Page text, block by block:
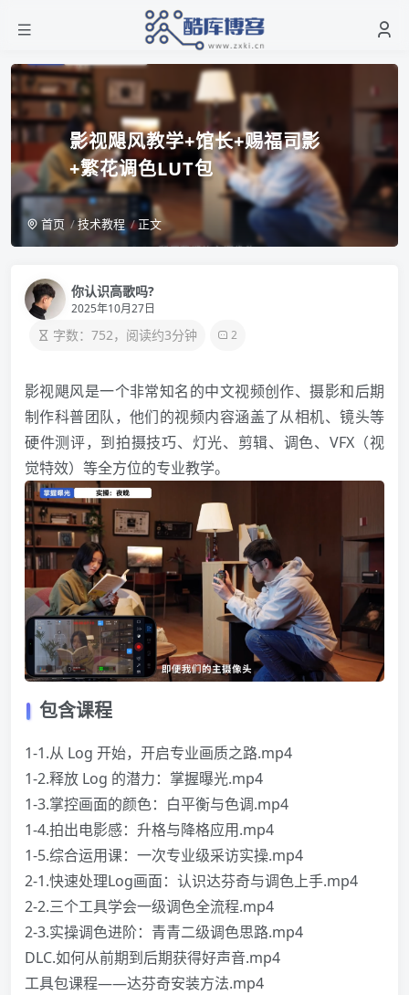
影视飓风教学+馆长+赐福司影
+繁花调色LUT包
首页 技术教程 正文
你认识高歌吗?
2025年10月27日
字数：752，阅读约3分钟 2
影视飓风是一个非常知名的中文视频创作、摄影和后期
制作科普团队，他们的视频内容涵盖了从相机、镜头等
硬件测评，到拍摄技巧、灯光、剪辑、调色、VFX（视
觉特效）等全方位的专业教学。
包含课程
1-1.从 Log 开始，开启专业画质之路.mp4
1-2.释放 Log 的潜力：掌握曝光.mp4
1-3.掌控画面的颜色：白平衡与色调.mp4
1-4.拍出电影感：升格与降格应用.mp4
1-5.综合运用课：一次专业级采访实操.mp4
2-1.快速处理Log画面：认识达芬奇与调色上手.mp4
2-2.三个工具学会一级调色全流程.mp4
2-3.实操调色进阶：青青二级调色思路.mp4
DLC.如何从前期到后期获得好声音.mp4
工具包课程——达芬奇安装方法.mp4